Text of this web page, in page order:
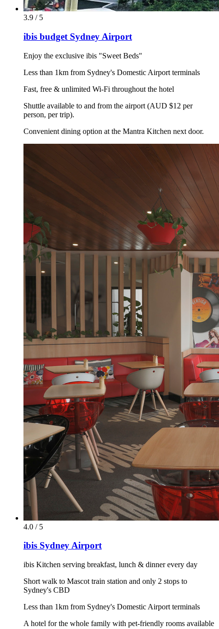
3.9 / 5
ibis budget Sydney Airport
Enjoy the exclusive ibis "Sweet Beds"
Less than 1km from Sydney's Domestic Airport terminals
Fast, free & unlimited Wi-Fi throughout the hotel
Shuttle available to and from the airport (AUD $12 per
person, per trip).
Convenient dining option at the Mantra Kitchen next door.
4.0 / 5
ibis Sydney Airport
ibis Kitchen serving breakfast, lunch & dinner every day
Short walk to Mascot train station and only 2 stops to
Sydney's CBD
Less than 1km from Sydney's Domestic Airport terminals
A hotel for the whole family with pet-friendly rooms available